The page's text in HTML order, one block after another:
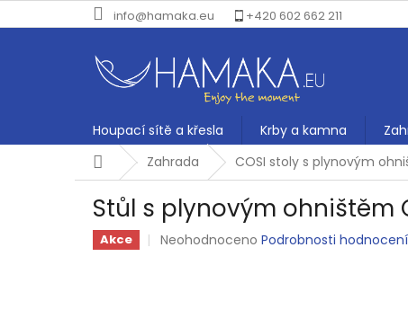
na
info@hamaka.eu +420 602 662 211
Houpací sítě a křesla Krby a kamna
DomůZahrada COSI stoly s plynovým
Stůl s plynovým ohništěm
Akce
Průměrné
Neohodnoceno Podrobnosti hodnocení